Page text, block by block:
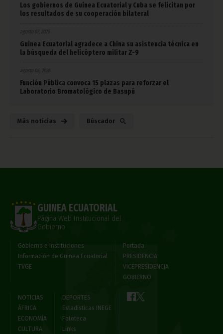
Los gobiernos de Guinea Ecuatorial y Cuba se felicitan por
los resultados de su cooperación bilateral
agosto 07, 2026
Guinea Ecuatorial agradece a China su asistencia técnica en
la búsqueda del helicóptero militar Z-9
agosto 06, 2026
Función Pública convoca 15 plazas para reforzar el
Laboratorio Bromatológico de Basupú
Más noticias Búscador
GUINEA ECUATORIAL
Página Web Institucional del
Gobierno
Gobierno e Instituciones
Información de Guinea Ecuatorial
TVGE
Portada
PRESIDENCIA
VICEPRESIDENCIA
GOBIERNO
NOTICIAS
ÁFRICA
ECONOMÍA
CULTURA
DEPORTES
Estadísticas INEGE
Fototeca
Links